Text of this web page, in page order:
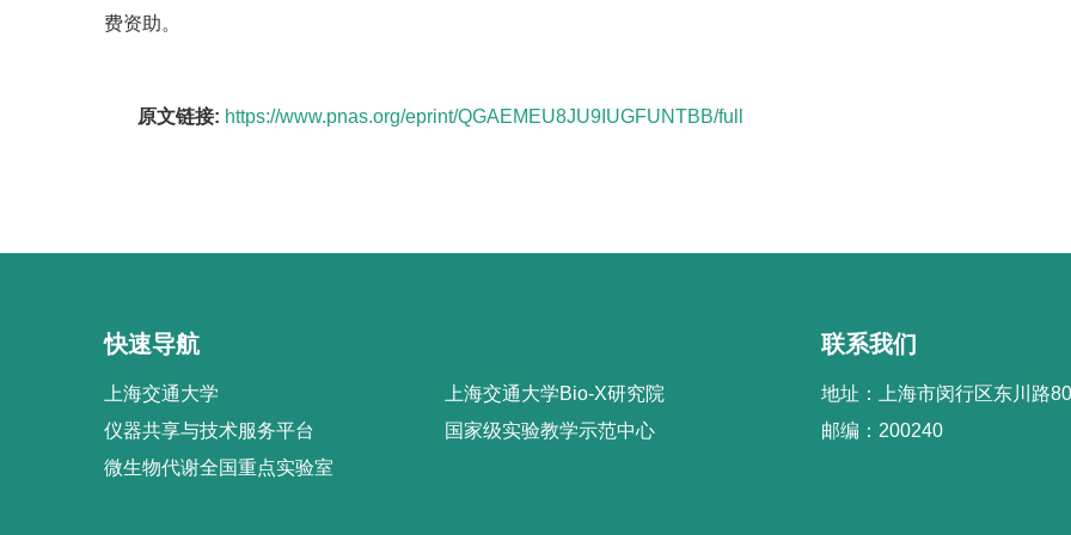
费资助。
原文链接: https://www.pnas.org/eprint/QGAEMEU8JU9IUGFUNTBB/full
快速导航
上海交通大学
上海交通大学Bio-X研究院
仪器共享与技术服务平台
国家级实验教学示范中心
微生物代谢全国重点实验室
联系我们
地址：上海市闵行区东川路
邮编：200240